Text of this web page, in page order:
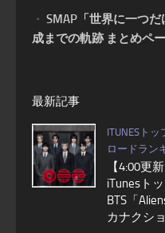
・ SMAP「世界に一つ
成までの軌跡 まとめペ
最新記事
ITUNESトッ
ロードラン
【4:00更
iTunesト
BTS「
カナクシ